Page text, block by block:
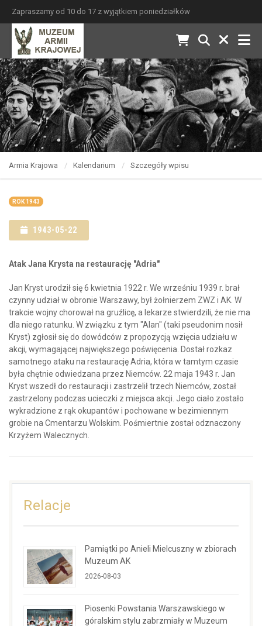
Zapraszamy od 10 do 17 z wyjątkiem poniedziałków
Armia Krajowa Kalendarium Szczegóły wpisu
ROK 1943
1943-05-22
Atak Jana Krysta na restaurację "Adria"
Jan Kryst urodził się 6 kwietnia 1922 r. We wrześniu 1939 r. brał
czynny udział w obronie Warszawy, był żołnierzem ZWZ i AK. W
trakcie wojny chorował na gruźlicę, a lekarze stwierdzili, że nie ma
dla niego ratunku. W związku z tym "Alan" (taki pseudonim nosił
Kryst) zgłosił się do dowódców z propozycją wzięcia udziału w
akcji, wymagającej największego poświęcenia. Dostał rozkaz
samotnego ataku na restaurację Adria, która w tamtym czasie
była chętnie odwiedzana przez Niemców. 22 maja 1943 r. Jan
Kryst wszedł do restauracji i zastrzelił trzech Niemców, został
zastrzelony podczas ucieczki z miejsca akcji. Jego ciało zostało
wykradzione z rąk okupantów i pochowane w bezimiennym
grobie na Cmentarzu Wolskim. Pośmiertnie został odznaczony
Krzyżem Walecznych.
Relacje
Pamiątki po Anieli Mielcuszny w zbiorach
Muzeum AK
2026-08-03
Piosenki Powstania Warszawskiego w
góralskim stylu zabrzmiały w Muzeum